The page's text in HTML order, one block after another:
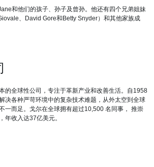
和他们的孩子、孙子及曾孙。他还有四个兄弟姐妹
、David Gore和Betty Snyder）和其他家族成
的全球性公司，专注于革新产业和改善生活。自1958
决各种严苛环境中的复杂技术难题，从外太空到全球
一而足。戈尔在全球拥有超过10,500 名同事， 推崇
年收入达37亿美元。